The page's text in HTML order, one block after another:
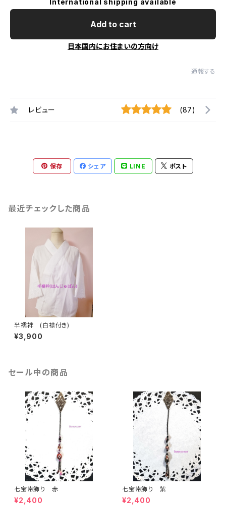
International shipping available
Add to cart
日本国内にお住まいの方向け
通報する
レビュー (87)
保存 シェア LINE ポスト
最近チェックした商品
半襦袢 (白襟付き)
¥3,900
セール中の商品
七宝帯飾り 赤
¥2,400
七宝帯飾り 紫
¥2,400